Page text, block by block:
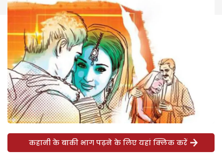
कहानी के बाकी भाग पढ़ने के लिए यहां क्लिक करें